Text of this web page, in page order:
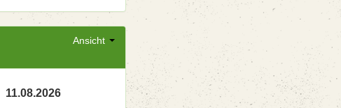
Ansicht
11.08.2026